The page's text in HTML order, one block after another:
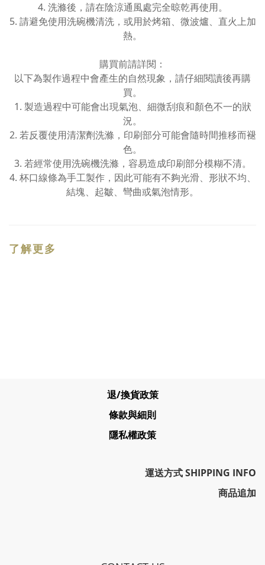
4. 洗滌後，請在陰涼通風處完全晾乾再使用。
5. 請避免使用洗碗機清洗，或用於烤箱、微波爐、直火上加
熱。
購買前請詳閱：
以下為製作過程中會產生的自然現象，請仔細閱讀後再購
買。
1. 製造過程中可能會出現氣泡、細微刮痕和顏色不一的狀
況。
2. 若反覆使用清潔劑洗滌，印刷部分可能會隨時間推移而褪
色。
3. 若經常使用洗碗機洗滌，容易造成印刷部分模糊不清。
4. 杯口線條為手工製作，因此可能有不夠光滑、形狀不均、
結塊、起皺、彎曲或氣泡情形。
了解更多
退/換貨政策
條款與細則
隱私權政策
運送方式 SHIPPING INFO
商品追加